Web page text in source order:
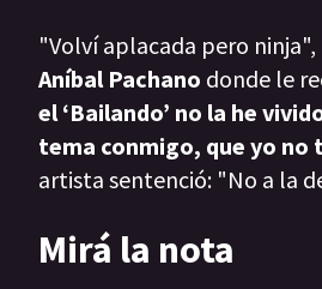
"Volví aplacada pero
Aníbal Pachano donde le
el ‘Bailando’ no la he
tema conmigo, que yo no
artista sentenció: "No a la
Mirá la nota